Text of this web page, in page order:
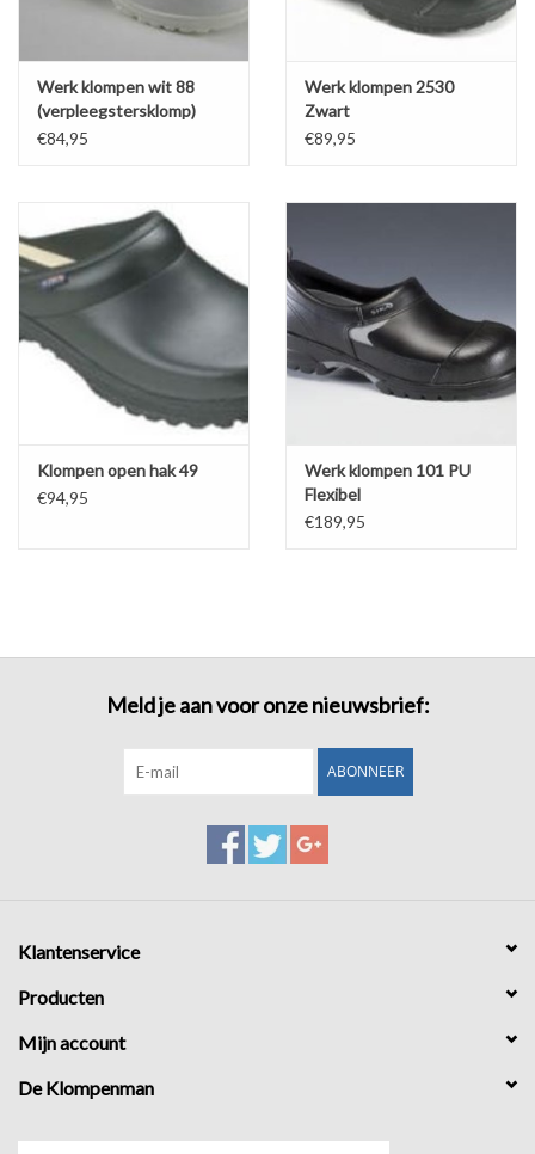
Werk klompen wit 88
(verpleegstersklomp)
€84,95
Werk klompen 2530
Zwart
€89,95
Klompen open hak 49
€94,95
Werk klompen 101 PU
Flexibel
€189,95
Meld je aan voor onze nieuwsbrief:
ABONNEER
Klantenservice
Producten
Mijn account
De Klompenman